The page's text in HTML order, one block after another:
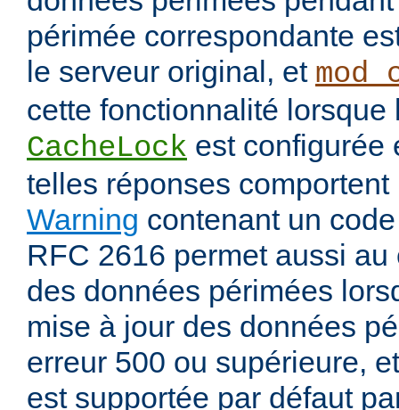
périmée correspondante
le serveur original, et
cette fonctionnalité lorsque
CacheLock est configurée
telles réponses
Warning contenant un
RFC 2616 permet aussi
des données périmées
mise à jour des données
erreur 500 ou supérieure,
est supportée par défaut